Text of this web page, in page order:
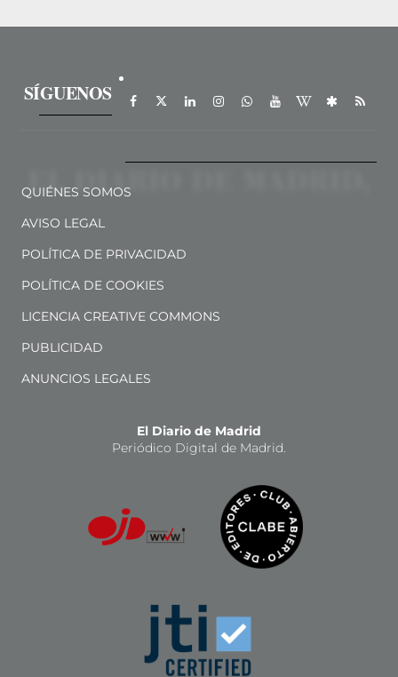
SÍGUENOS
QUIÉNES SOMOS
AVISO LEGAL
POLÍTICA DE PRIVACIDAD
POLÍTICA DE COOKIES
LICENCIA CREATIVE COMMONS
PUBLICIDAD
ANUNCIOS LEGALES
El Diario de Madrid
Periódico Digital de Madrid.